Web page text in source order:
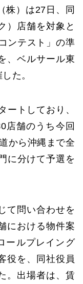
株）は27日、同
）店舗を対象と
ンテスト」の準
、ベルサール東
た。
トしており、
店舗のうち今回
から沖縄まで全
に分けて予選を
て問い合わせを
における物件案
ールプレイング
役を、同社役員
。出場者は、賃